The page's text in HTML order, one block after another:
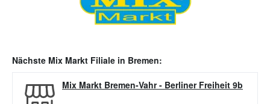
Nächste Mix Markt Filiale in Bremen:
Mix Markt Bremen-Vahr- Berliner Freiheit 9b